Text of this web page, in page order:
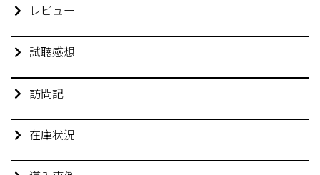
レビュー
試聴感想
訪問記
在庫状況